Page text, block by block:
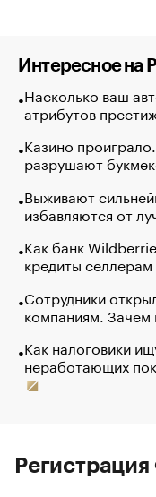
Интересное на
Насколько ваш
атрибутов
Казино
разрушают
Выживают
избавляются от
Как банк
кредиты
Сотрудники
компаниям. Зачем
Как налоговики
неработающих